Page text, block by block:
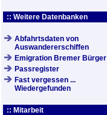
:: Weitere Datenbanken
Abfahrtsdaten von
Auswandererschiffen
Emigration Bremer Bürger
Passregister
Fast vergessen ...
Wiedergefunden
:: Mitarbeit